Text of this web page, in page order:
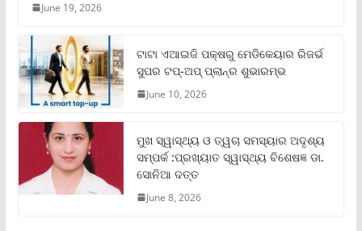
June 19, 2026
ଟାଟା ଏଆଇଜି ପକ୍ଷରୁ ମେଡିକେୟାର ରିଜର୍ଭ
ସୁପର ଟପ୍‌-ଅପ୍ ପ୍ଲାନ୍‌ର ଶୁଭାରମ୍ଭ
June 10, 2026
ମୁଖ ସ୍ୱାସ୍ଥ୍ୟ ଓ ତ୍ୱଚା ସମସ୍ୟାର ଅଦୃଶ୍ୟ
ସମ୍ପର୍କ :ପ୍ରଖ୍ୟାତ ସ୍ୱାସ୍ଥ୍ୟ ବିଶେଷଜ୍ଞ ଡା.
ସୋନିଆ ଦତ୍ତ
June 8, 2026